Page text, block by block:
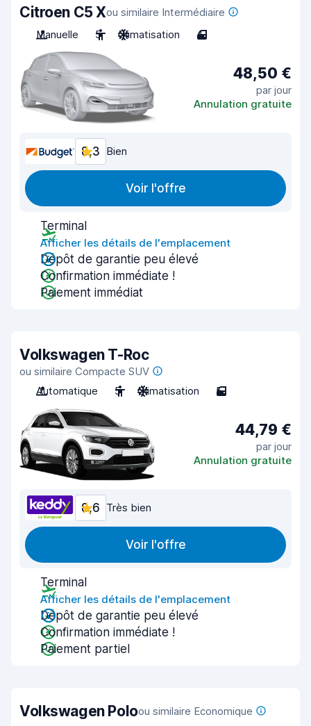
Citroen C5 Xou similaire Intermédiaire
Manuelle
5 Climatisation 4
48,50 €
par jour
Annulation gratuite
8,3 Bien
Voir l'offre
Terminal
Afficher les détails de l'emplacement
Dépôt de garantie peu élevé
Confirmation immédiate !
Paiement immédiat
Volkswagen T-Roc
ou similaire Compacte SUV
Automatique
5 Climatisation 5
44,79 €
par jour
Annulation gratuite
8,6 Très bien
Voir l'offre
Terminal
Afficher les détails de l'emplacement
Dépôt de garantie peu élevé
Confirmation immédiate !
Paiement partiel
Volkswagen Poloou similaire Economique